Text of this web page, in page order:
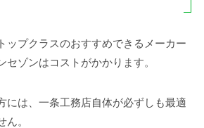
ップクラスのおすすめできるメーカー
セゾンはコストがかかります。
には、一条工務店自体が必ずしも最適
。